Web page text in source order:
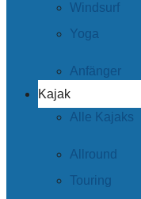
Windsurf
Yoga
Anfänger
Kajak
Alle Kajaks
Allround
Touring